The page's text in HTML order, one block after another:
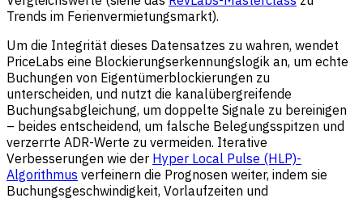
Trends im Ferienvermietungsmarkt).
Um die Integrität dieses Datensatzes zu wahren, wendet
PriceLabs eine Blockierungserkennungslogik an, um echte
Buchungen von Eigentümerblockierungen zu
unterscheiden, und nutzt die kanalübergreifende
Buchungsabgleichung, um doppelte Signale zu bereinigen
– beides entscheidend, um falsche Belegungsspitzen und
verzerrte ADR-Werte zu vermeiden. Iterative
Verbesserungen wie der Hyper Local Pulse (HLP)-
Algorithmus verfeinern die Prognosen weiter, indem sie
Buchungsgeschwindigkeit, Vorlaufzeiten und